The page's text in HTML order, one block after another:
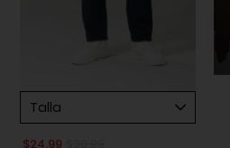
Talla
$24.99